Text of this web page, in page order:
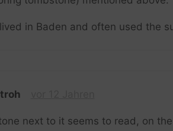
in Baden and often used the
next to it seems to read, on